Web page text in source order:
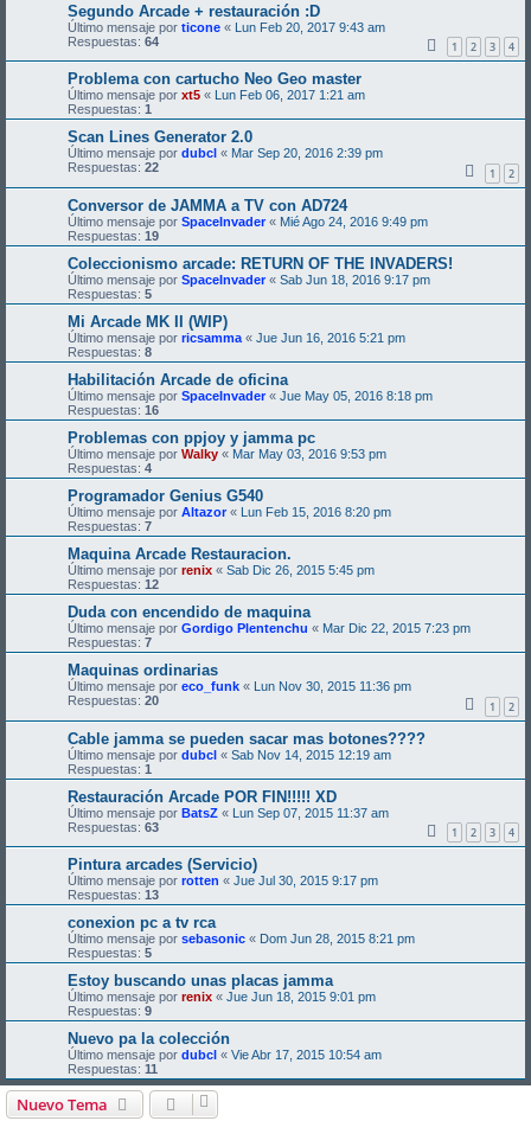
Segundo Arcade + restauración :D
Último mensaje por ticone « Lun Feb 20, 2017 9:43 am
Respuestas: 64 1 2 3 4
Problema con cartucho Neo Geo master
Último mensaje por xt5 «
Lun Feb 06, 2017 1:21 am
Respuestas: 1
Scan Lines Generator 2.0
Último mensaje por dubcl « Mar Sep 20, 2016 2:39 pm
Respuestas: 22 1 2
Conversor de JAMMA a TV con AD724
Último mensaje por SpaceInvader« Mié Ago 24, 2016 9:49 pm
Respuestas: 19
Coleccionismo arcade: RETURN OF THE INVADERS!
Último mensaje por SpaceInvader« Sab Jun 18, 2016 9:17 pm
Respuestas: 5
Mi Arcade MK II (WIP)
Último mensaje por ricsamma « Jue Jun 16, 2016 5:21 pm
Respuestas: 8
Habilitación Arcade de oficina
Último mensaje por SpaceInvader« Jue May 05, 2016 8:18 pm
Respuestas: 16
Problemas con ppjoy y jamma pc
Último mensaje por Walky « Mar May 03, 2016 9:53 pm
Respuestas: 4
Programador Genius G540
Último mensaje por Altazor« Lun Feb 15, 2016 8:20 pm
Respuestas: 7
Maquina Arcade Restauracion.
Último mensaje por renix « Sab Dic 26, 2015 5:45 pm
Respuestas: 12
Duda con encendido de maquina
Último mensaje por Gordigo Plentenchu « Mar Dic 22, 2015 7:23 pm
Respuestas: 7
Maquinas ordinarias
Último mensaje por eco_funk « Lun Nov 30, 2015 11:36 pm
Respuestas: 20 1 2
Cable jamma se pueden sacar mas botones????
Último mensaje por dubcl « Sab Nov 14, 2015 12:19 am
Respuestas: 1
Restauración Arcade POR FIN!!!!! XD
Último mensaje por BatsZ « Lun Sep 07, 2015 11:37 am
Respuestas: 63 1 2 3 4
Pintura arcades (Servicio)
Último mensaje por rotten « Jue Jul 30, 2015 9:17 pm
Respuestas: 13
conexion pc a tv rca
Último mensaje por sebasonic « Dom Jun 28, 2015 8:21 pm
Respuestas: 5
Estoy buscando unas placas jamma
Último mensaje por renix « Jue Jun 18, 2015 9:01 pm
Respuestas: 9
Nuevo pa la colección
Último mensaje por dubcl « Vie Abr 17, 2015 10:54 am
Respuestas: 11
Nuevo Tema